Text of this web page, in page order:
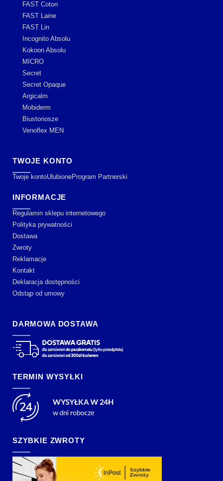
FAST Coton
FAST Laine
FAST Lin
Incognito Absolu
Kokoon Absolu
MICRO
Secret
Secret Opaque
Argicalm
Mobiderm
Biustonosze
Venoflex MEN
TWOJE KONTO
Twoje kontoUlubioneProgram Partnerski
INFORMACJE
Regulamin sklepu internetowego
Polityka prywatności
Dostawa
Zwroty
Reklamacje
Kontakt
Deklaracja dostępności
Odstąp od umowy
DARMOWA DOSTAWA
TERMIN WYSYŁKI
SZYBKIE ZWROTY